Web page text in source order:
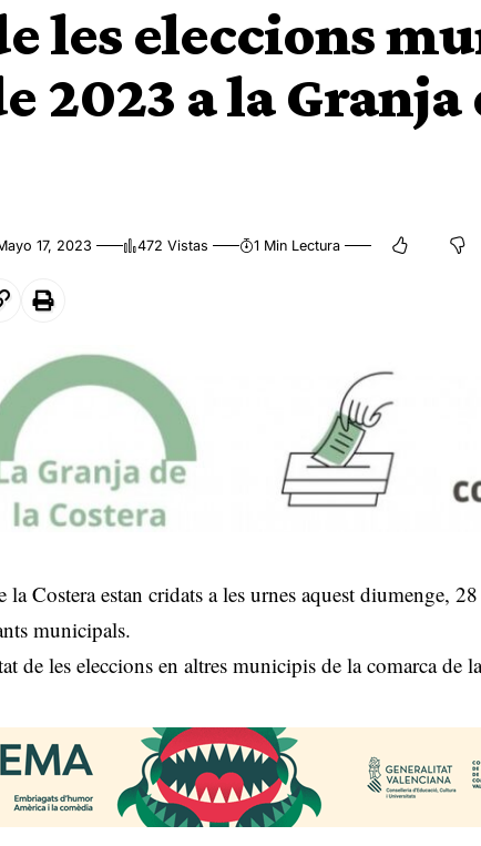
les eleccions
2023 a la Granja
17, 2023 472 Vistas 1 Min Lectura
la Costera estan cridats a les urnes aquest diumenge,
municipals.
de les eleccions en altres municipis de la comarca de